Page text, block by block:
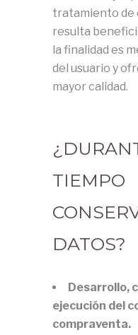
tratamiento de
resulta
la finalidad es
del usuario y
mayor calidad.
TIEMPO
DATOS?
Desarrollo,
ejecución del
compraventa.